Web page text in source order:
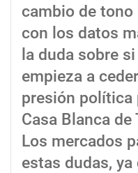
cambio de
con los datos
la duda sobre
empieza a
presión política
Casa Blanca de
Los mercados
estas dudas,